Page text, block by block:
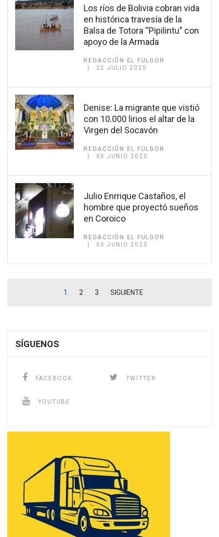
Los ríos de Bolivia cobran vida
en histórica travesía de la
Balsa de Totora “Pipilintu” con
apoyo de la Armada
REDACCIÓN EL FULGOR
22 JULIO 2025
Denise: La migrante que vistió
con 10.000 lirios el altar de la
Virgen del Socavón
REDACCIÓN EL FULGOR
03 JUNIO 2025
Julio Enrrique Castaños, el
hombre que proyectó sueños
en Coroico
REDACCIÓN EL FULGOR
03 JUNIO 2025
1 2 3 SIGUIENTE
SÍGUENOS
FACEBOOK TWITTER
YOUTUBE